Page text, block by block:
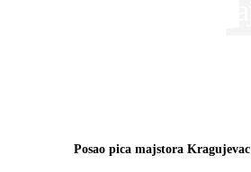
Posao pica majstora Kragujevac